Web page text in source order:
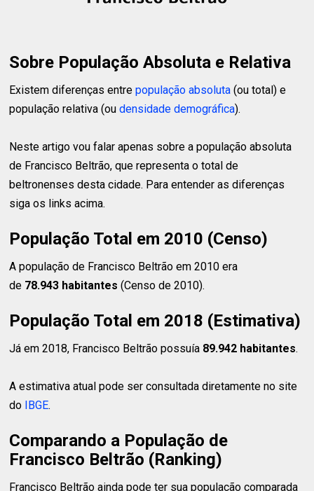
Sobre População Absoluta e Relativa
Existem diferenças entrepopulação absoluta (ou total) e
população relativa (oudensidade demográfica).
Neste artigo vou falar apenas sobre a população absoluta
de Francisco Beltrão, que representa o total de
beltronenses desta cidade. Para entender as diferenças
siga os links acima.
População Total em 2010 (Censo)
A população de Francisco Beltrão em 2010 era
de 78.943 habitantes(Censo de 2010).
População Total em 2018 (Estimativa)
Já em 2018, Francisco Beltrão possuía 89.942 habitantes.
A estimativa atual pode ser consultada diretamente no site
do IBGE.
Comparando a População de
Francisco Beltrão (Ranking)
Francisco Beltrão ainda pode ter sua população comparada